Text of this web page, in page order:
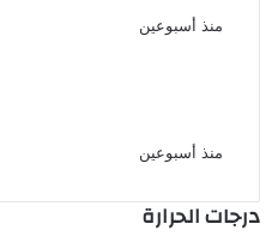
منذ أسبوعين
منذ أسبوعين
درجات الحرارة